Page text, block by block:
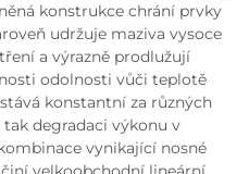
konstrukce chrání prvky
udržuje maziva vysoce
a výrazně prodlužují
odolnosti vůči teplotě
konstantní za různých
degradaci výkonu v
vynikající nosné